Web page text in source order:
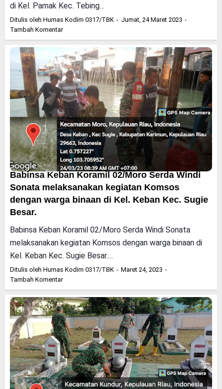
di Kel. Pamak Kec. Tebing…
Ditulis oleh Humas Kodim 0317/TBK
Jumat, 24 Maret 2023
Tambah Komentar
Babinsa Keban Koramil 02/Moro Serda Windi
Sonata melaksanakan kegiatan Komsos
dengan warga binaan di Kel. Keban Kec. Sugie
Besar.
Babinsa Keban Koramil 02/Moro Serda Windi Sonata
melaksanakan kegiatan Komsos dengan warga binaan di
Kel. Keban Kec. Sugie Besar.…
Ditulis oleh Humas Kodim 0317/TBK
Maret 24, 2023
Tambah Komentar